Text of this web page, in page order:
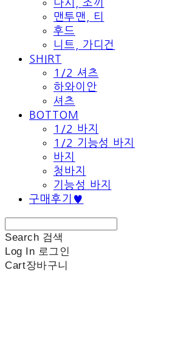
나시, 조끼
맨투맨, 티
후드
니트, 가디건
SHIRT
1/2 셔츠
하와이안
셔츠
BOTTOM
1/2 바지
1/2 기능성 바지
바지
청바지
기능성 바지
구매후기♥
Search 검색
Log In 로그인
Cart장바구니